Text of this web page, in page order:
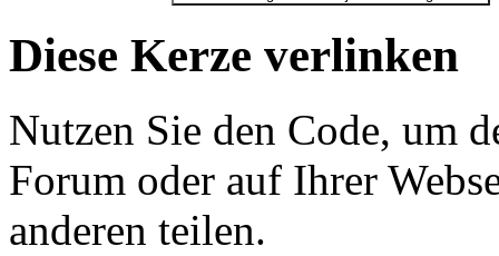
Diese Kerze verlinken
Nutzen Sie den Code, um
Forum oder auf Ihrer
anderen teilen.